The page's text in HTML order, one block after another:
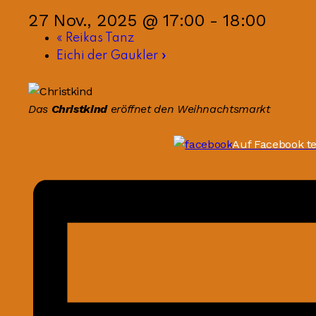
27 Nov., 2025 @ 17:00 -18:00
« Reikas Tanz
Eichi der Gaukler »
Das Christkinderöffnet den Weihnachtsmarkt
Auf Facebook